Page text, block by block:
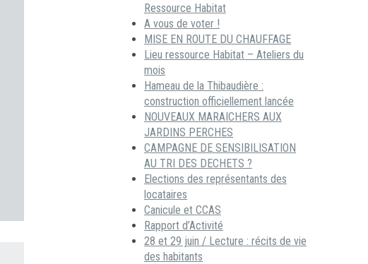
Ressource Habitat
A vous de voter !
MISE EN ROUTE DU CHAUFFAGE
Lieu ressource Habitat – Ateliers du
mois
Hameau de la Thibaudière :
construction officiellement lancée
NOUVEAUX MARAICHERS AUX
JARDINS PERCHES
CAMPAGNE DE SENSIBILISATION
AU TRI DES DECHETS ?
Elections des représentants des
locataires
Canicule et CCAS
Rapport d’Activité
28 et 29 juin / Lecture : récits de vie
des habitants